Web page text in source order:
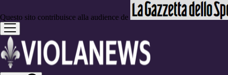
Questo sito contribuisce alla audience de